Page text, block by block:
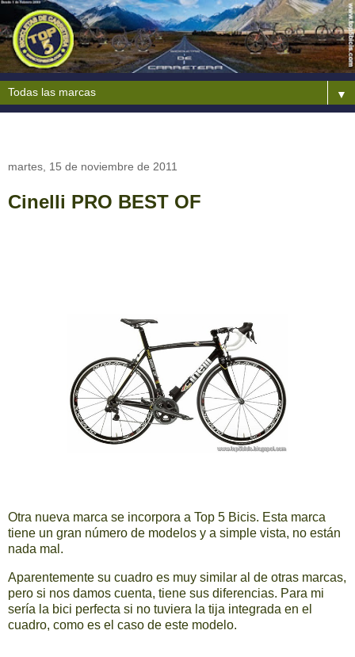
▼
martes, 15 de noviembre de 2011
Cinelli PRO BEST OF
Otra nueva marca se incorpora a Top 5 Bicis. Esta marca
tiene un gran número de modelos y a simple vista, no están
nada mal.
Aparentemente su cuadro es muy similar al de otras marcas,
pero si nos damos cuenta, tiene sus diferencias. Para mi
sería la bici perfecta si no tuviera la tija integrada en el
cuadro, como es el caso de este modelo.